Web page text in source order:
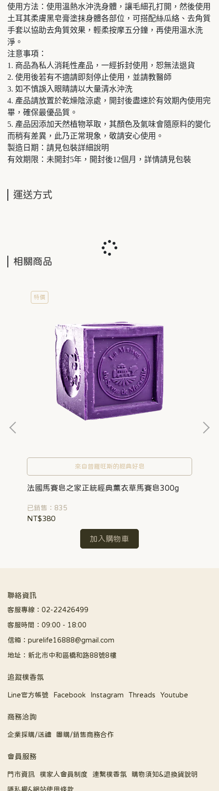
使用方法：使用溫熱水沖洗身體，讓毛細孔打開，然後使用
土耳其柔膚黑皂膏塗抹身體各部位，可搭配絲瓜絡、去角質
手套以協助去角質效果，輕柔按摩五分鐘，再使用溫水洗
淨。
注意事項：
1. 商品為私人消耗性產品，一經拆封使用，恕無法退貨
2. 使用後若有不適請即刻停止使用，並請教醫師
3. 如不慎誤入眼睛請以大量清水沖洗
4. 產品請放置於乾燥陰涼處，開封後盡速於有效期內使用完
畢，確保最優品質。
5. 產品因添加天然植物萃取，其顏色及氣味會隨原料的變化
而稍有差異，此乃正常現象，敬請安心使用。
製造日期：請見包裝詳細說明
有效期限：未開封5年，開封後12個月，詳情請見包裝
運送方式
相關商品
特價
來自普羅旺斯的經典好皂
法國馬賽皂之家正統經典薰衣草馬賽皂300g
已銷售：835
NT$380
加入購物車
聯絡資訊
客服專線：02-22426499
客服時間：09:00 - 18:00
信箱：purelife16888@gmail.com
地址：新北市中和區橋和路88號8樓
追蹤樸香氛
Line官方帳號 Facebook Instagram Threads Youtube
商務洽詢
企業採購/送禮 團購/銷售商務合作
會員服務
門市資訊 樸家人會員制度 連繫樸香氛
購物須知&退換貨說明